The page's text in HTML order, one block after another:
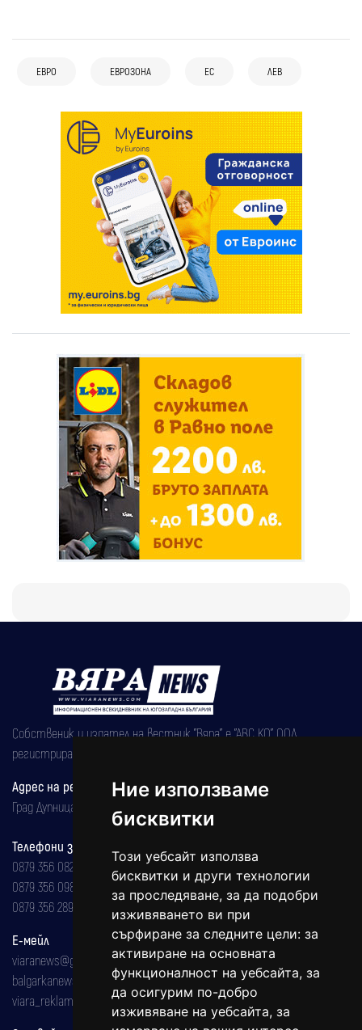
Ние използваме
бисквитки
Този уебсайт използва
бисквитки и други технологии
за проследяване, за да подобри
изживяването ви при
сърфиране за следните цели: за
активиране на основната
функционалност на уебсайта, за
да осигурим по-добро
изживяване на уебсайта, за
ЕВРО ЕВРОЗОНА ЕС ЛЕВ
Собственик и издател на вестник "Вяра" е "АВС КО" ООД,
регистрирана на 08.05.2002 година.
Адрес на редакцията
Град Дупница, ул.''Христо Ботев" 43
Телефони за реклама и абонаменти
0879 356 082
0879 356 098
0879 356 289
Е-мейл
viaranews@gmail.com
balgarkanews@gmail.com
viara_reklama@mail.bg